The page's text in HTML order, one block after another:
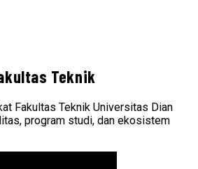
Teknik
Fakultas Teknik Universitas Dian
program studi, dan ekosistem